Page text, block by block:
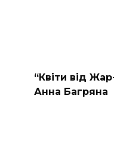
“Квіти від
Анна Багряна